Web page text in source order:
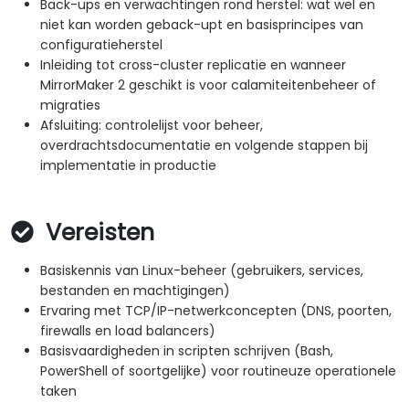
Back-ups en verwachtingen rond herstel: wat wel en
niet kan worden geback-upt en basisprincipes van
configuratieherstel
Inleiding tot cross-cluster replicatie en wanneer
MirrorMaker 2 geschikt is voor calamiteitenbeheer of
migraties
Afsluiting: controlelijst voor beheer,
overdrachtsdocumentatie en volgende stappen bij
implementatie in productie
Vereisten
Basiskennis van Linux-beheer (gebruikers, services,
bestanden en machtigingen)
Ervaring met TCP/IP-netwerkconcepten (DNS, poorten,
firewalls en load balancers)
Basisvaardigheden in scripten schrijven (Bash,
PowerShell of soortgelijke) voor routineuze operationele
taken